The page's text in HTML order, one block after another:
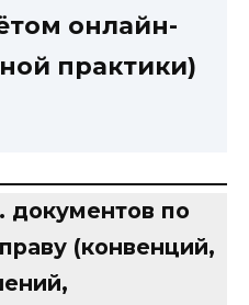
онлайн-
практики)
документов по
(конвенций,